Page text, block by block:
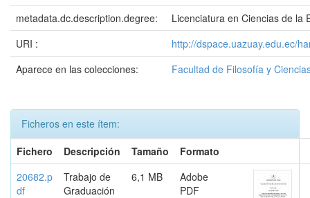
metadata.dc.description.degree:
Licenciatura en Ciencias de la
URI :
http://dspace.uazuay.edu.ec/
Aparece en las colecciones:
Facultad de Filosofía y
Ficheros en este ítem:
Fichero
Descripción Tamaño
Formato
20682.p
df
Trabajo de
Graduación
6,1 MB
Adobe
PDF